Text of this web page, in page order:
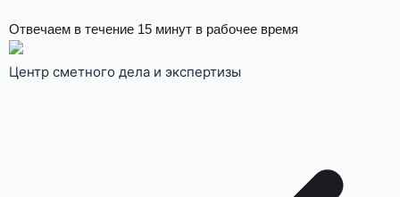
Отвечаем в течение 15 минут в рабочее время
Центр сметного дела и экспертизы